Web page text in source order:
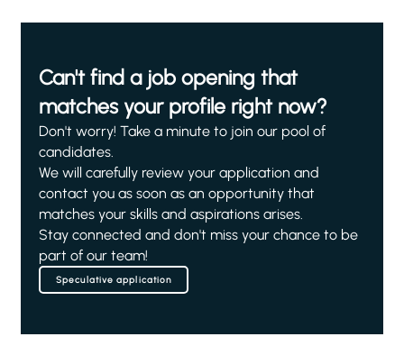
Can't find a job opening that
matches your profile right now?
Don't worry! Take a minute to join our pool of
candidates.
We will carefully review your application and
contact you as soon as an opportunity that
matches your skills and aspirations arises.
Stay connected and don't miss your chance to be
part of our team!
Speculative application